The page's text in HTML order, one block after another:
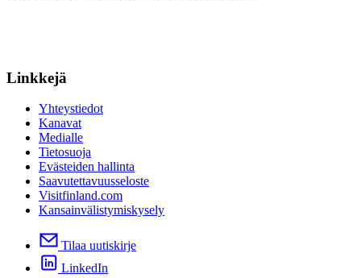
Linkkejä
Yhteystiedot
Kanavat
Medialle
Tietosuoja
Evästeiden hallinta
Saavutettavuusseloste
Visitfinland.com
Kansainvälistymiskysely
Tilaa uutiskirje
LinkedIn